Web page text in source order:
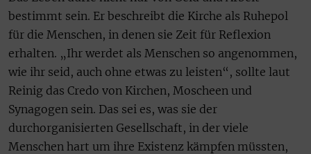
bestimmt sein. Er beschreibt die Kirche als Ruhepol
für die Menschen, in denen sie Zeit für Reflexion
erhalten. „Ihr werdet als Menschen so angenommen,
wie ihr seid, auch ohne etwas zu leisten“, sollte laut
Reinig das Credo von Kirchen, Moscheen und
Synagogen sein. Das sei es, was sie der
durchorganisierten Gesellschaft, in der viele
Menschen hart um ihre Existenz kämpfen müssten,